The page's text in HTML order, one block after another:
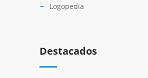
Logopedia
Destacados